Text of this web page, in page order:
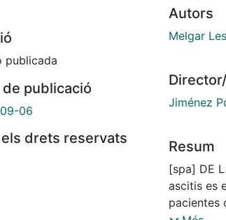
publicada
de publicació
06
drets reservats
Autors
Melgar
Jiménez
Resum
[spa] DE
ascitis es
pacientes